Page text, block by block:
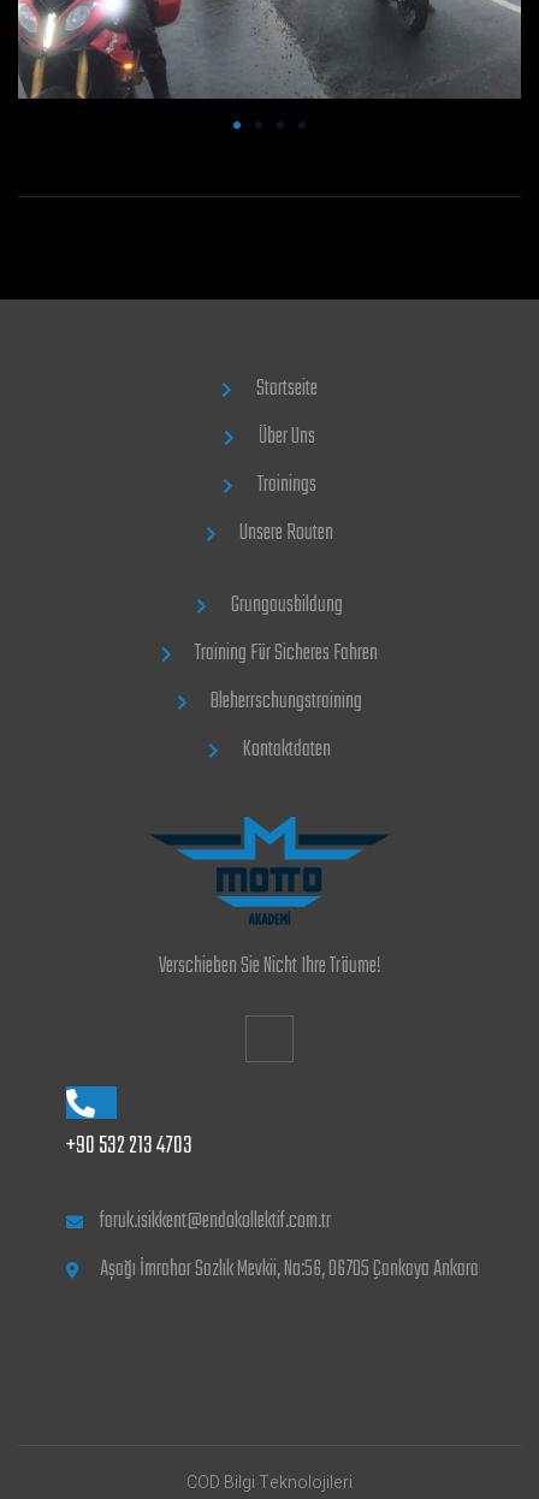
Startseite
Über Uns
Trainings
Unsere Routen
Grungausbildung
Training Für Sicheres Fahren
Bleherrschungstraining
Kontaktdaten
Verschieben Sie Nicht Ihre Träume!
+90 532 213 4703
faruk.isikkent@endokollektif.com.tr
Aşağı İmrahor Sazlık Mevkii, No:56, 06705 Çankaya Ankara
COD Bilgi Teknolojileri